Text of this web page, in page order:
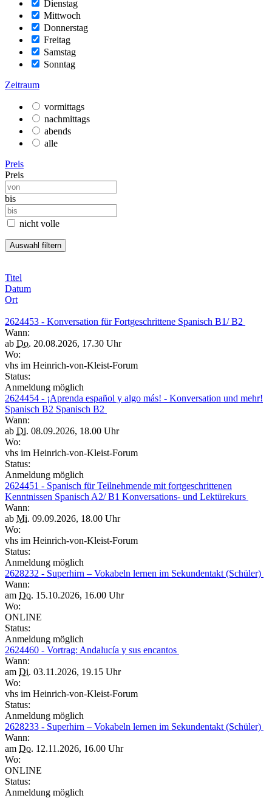
Dienstag
Mittwoch
Donnerstag
Freitag
Samstag
Sonntag
Zeitraum
vormittags
nachmittags
abends
alle
Preis
Preis
bis
nicht volle
Titel
Datum
Ort
2624453 - Konversation für Fortgeschrittene Spanisch B1/ B2
Wann:
ab Do. 20.08.2026, 17.30 Uhr
Wo:
vhs im Heinrich-von-Kleist-Forum
Status:
Anmeldung möglich
2624454 - ¡Aprenda español y algo más! - Konversation und mehr!
Spanisch B2 Spanisch B2
Wann:
ab Di. 08.09.2026, 18.00 Uhr
Wo:
vhs im Heinrich-von-Kleist-Forum
Status:
Anmeldung möglich
2624451 - Spanisch für Teilnehmende mit fortgeschrittenen
Kenntnissen Spanisch A2/ B1 Konversations- und Lektürekurs
Wann:
ab Mi. 09.09.2026, 18.00 Uhr
Wo:
vhs im Heinrich-von-Kleist-Forum
Status:
Anmeldung möglich
2628232 - Superhirn – Vokabeln lernen im Sekundentakt (Schüler)
Wann:
am Do. 15.10.2026, 16.00 Uhr
Wo:
ONLINE
Status:
Anmeldung möglich
2624460 - Vortrag: Andalucía y sus encantos
Wann:
am Di. 03.11.2026, 19.15 Uhr
Wo:
vhs im Heinrich-von-Kleist-Forum
Status:
Anmeldung möglich
2628233 - Superhirn – Vokabeln lernen im Sekundentakt (Schüler)
Wann:
am Do. 12.11.2026, 16.00 Uhr
Wo:
ONLINE
Status:
Anmeldung möglich